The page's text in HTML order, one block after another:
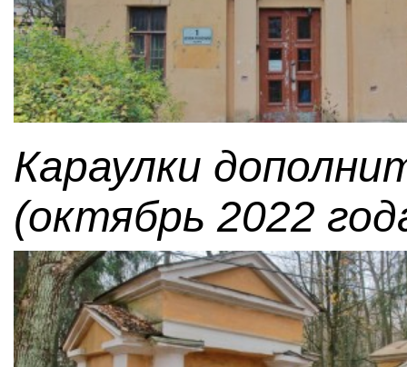
Караулки
(октябрь 2022